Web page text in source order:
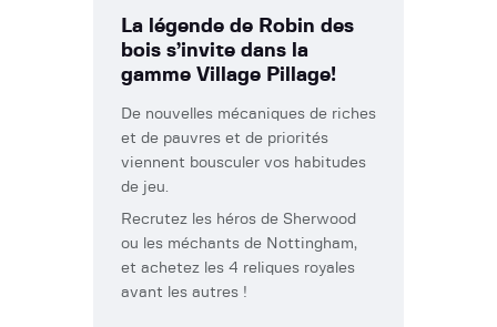
La légende de Robin des
bois s’invite dans la
gamme Village Pillage!
De nouvelles mécaniques de riches
et de pauvres et de priorités
viennent bousculer vos habitudes
de jeu.
Recrutez les héros de Sherwood
ou les méchants de Nottingham,
et achetez les 4 reliques royales
avant les autres !